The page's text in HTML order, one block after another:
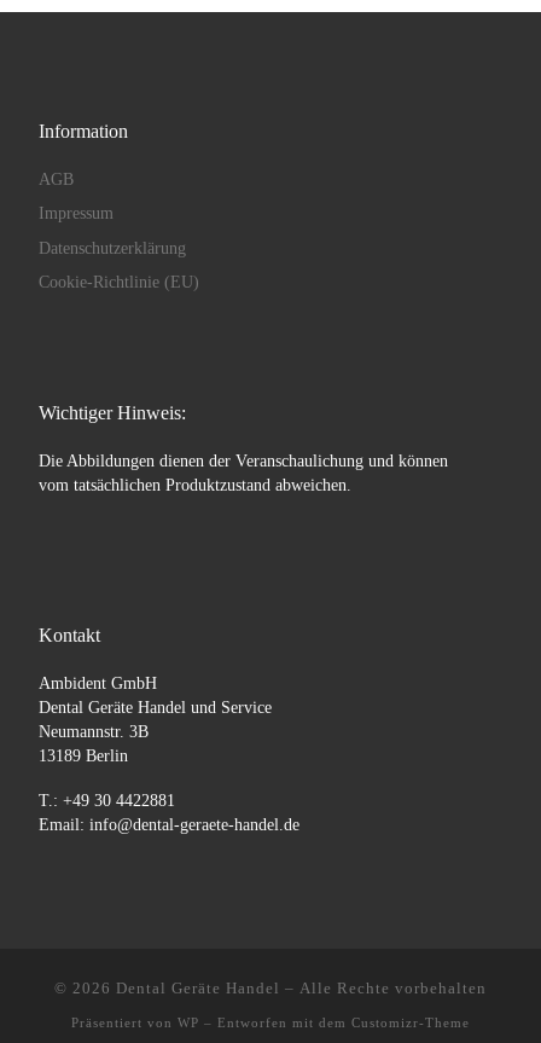
Information
AGB
Impressum
Datenschutzerklärung
Cookie-Richtlinie (EU)
Wichtiger Hinweis:
Die Abbildungen dienen der Veranschaulichung und können
vom tatsächlichen Produktzustand abweichen.
Kontakt
Ambident GmbH
Dental Geräte Handel und Service
Neumannstr. 3B
13189 Berlin
T.: +49 30 4422881
Email: info@dental-geraete-handel.de
© 2026 Dental Geräte Handel – Alle Rechte vorbehalten
Präsentiert von WP – Entworfen mit dem Customizr-Theme